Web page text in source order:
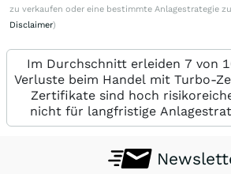
zu verkaufen oder eine bestimmte Anlagestrategie
Disclaimer)
Im Durchschnitt erleiden 7 von
Verluste beim Handel mit Turbo-
Zertifikate sind hoch
nicht für langfristige